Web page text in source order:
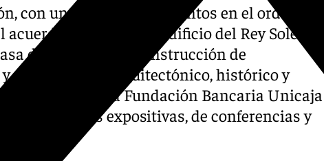
con un total de cinco puntos en el orden del
acuerdo de cesión del edificio del Rey Soler,
de Salazar, una construcción de
y elevado valor arquitectónico, histórico y
por parte de la Fundación Bancaria Unicaja
con salas expositivas, de conferencias y